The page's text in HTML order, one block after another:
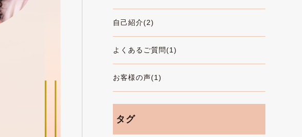
自己紹介(2)
よくあるご質問(1)
お客様の声(1)
タグ